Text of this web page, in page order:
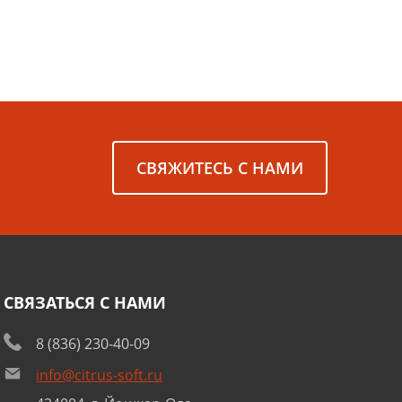
СВЯЖИТЕСЬ С НАМИ
СВЯЗАТЬСЯ С НАМИ
8 (836) 230-40-09
info@citrus-soft.ru